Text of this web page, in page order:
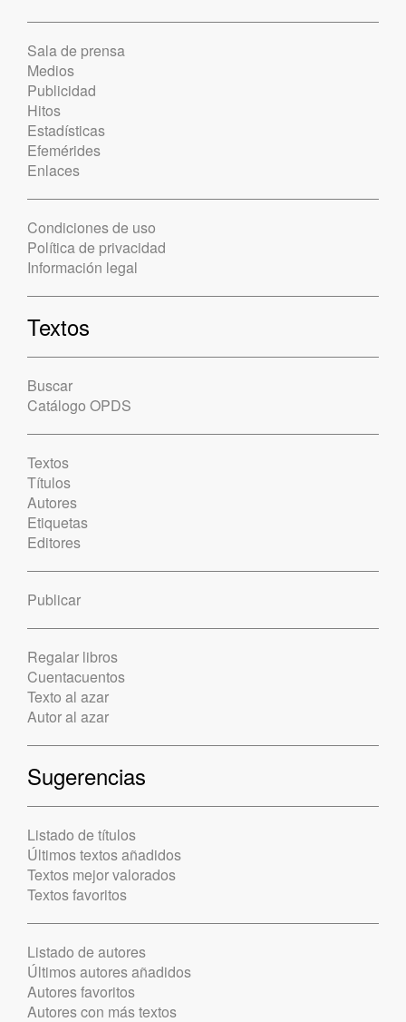
Sala de prensa
Medios
Publicidad
Hitos
Estadísticas
Efemérides
Enlaces
Condiciones de uso
Política de privacidad
Información legal
Textos
Buscar
Catálogo OPDS
Textos
Títulos
Autores
Etiquetas
Editores
Publicar
Regalar libros
Cuentacuentos
Texto al azar
Autor al azar
Sugerencias
Listado de títulos
Últimos textos añadidos
Textos mejor valorados
Textos favoritos
Listado de autores
Últimos autores añadidos
Autores favoritos
Autores con más textos